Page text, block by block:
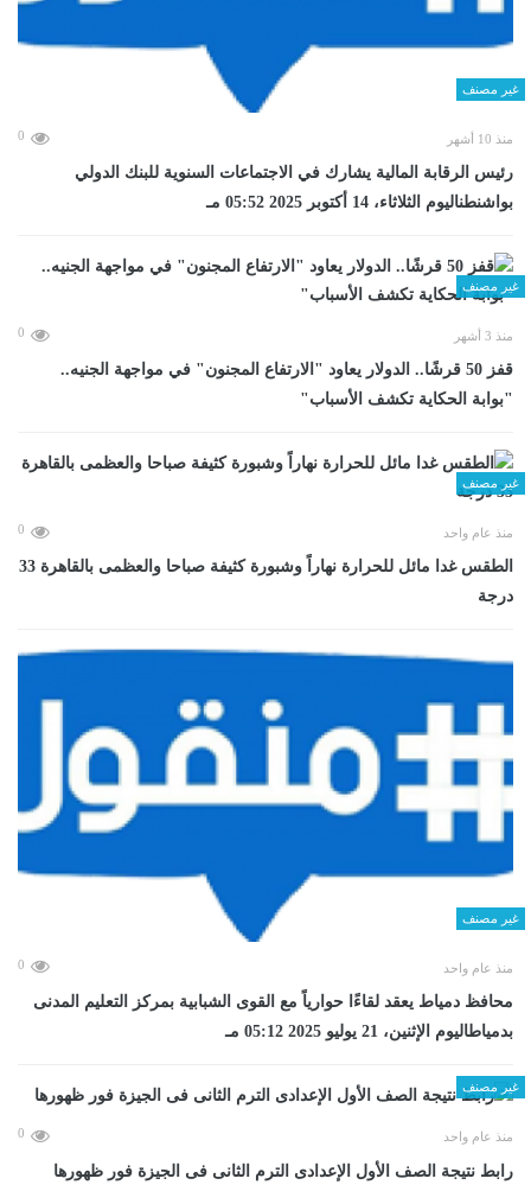
غير مصنف
منذ 10 أشهر 0
رئيس الرقابة المالية يشارك في الاجتماعات السنوية للبنك الدولي
بواشنطناليوم الثلاثاء، 14 أكتوبر 2025 05:52 مـ
غير مصنف
منذ 3 أشهر 0
قفز 50 قرشًا.. الدولار يعاود "الارتفاع المجنون" في مواجهة الجنيه..
"بوابة الحكاية تكشف الأسباب"
غير مصنف
منذ عام واحد 0
الطقس غدا مائل للحرارة نهاراً وشبورة كثيفة صباحا والعظمى بالقاهرة 33
درجة
غير مصنف
منذ عام واحد 0
محافظ دمياط يعقد لقاءًا حوارياً مع القوى الشبابية بمركز التعليم المدنى
بدمياطاليوم الإثنين، 21 يوليو 2025 05:12 مـ
غير مصنف
منذ عام واحد 0
رابط نتيجة الصف الأول الإعدادى الترم الثانى فى الجيزة فور ظهورها